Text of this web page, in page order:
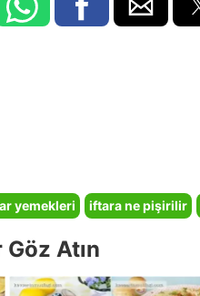
yemekleri iftara ne pişirilir
Atın